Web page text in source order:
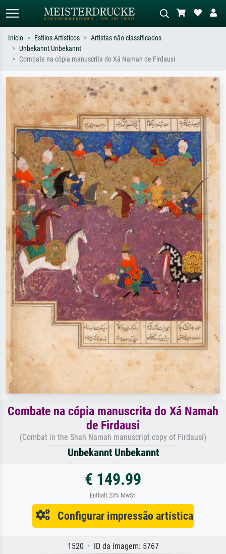
Pesquisa padrão Pesquisa de imagens IA
ex: Monet, Noite Estrelada,
impressionismo, onda de Hokusai, nu.
abstrato com muito vermelho, pintura
a óleo escura, nu em pé ao lado de
uma árvore.
Início Estilos Artísticos
Artistas não classificados
Unbekannt Unbekannt
Combate na cópia manuscrita do Xá Namah de Firdausi
Combate na cópia manuscrita do Xá Namah
de Firdausi
(Combat in the Shah Namah manuscript copy of Firdausi)
Unbekannt Unbekannt
€ 149.99
Enthält 23% MwSt.
Configurar impressão artística
1520 · ID da imagem: 5767